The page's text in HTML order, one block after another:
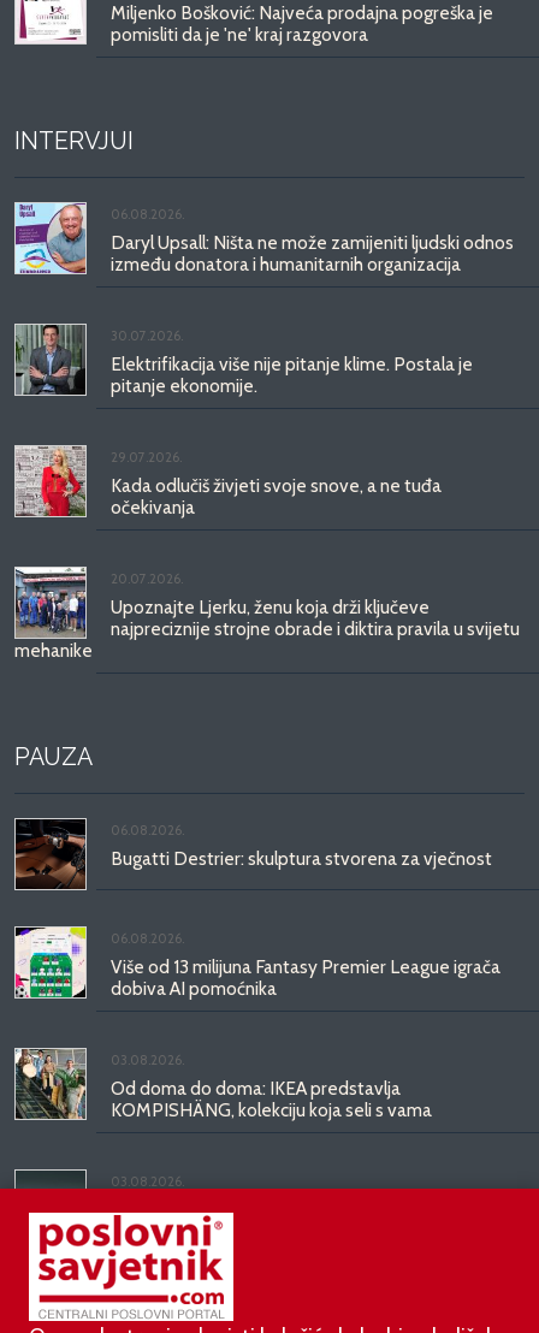
Miljenko Bošković: Najveća prodajna pogreška je
pomisliti da je 'ne' kraj razgovora
INTERVJUI
06.08.2026.
Daryl Upsall: Ništa ne može zamijeniti ljudski odnos
između donatora i humanitarnih organizacija
30.07.2026.
Elektrifikacija više nije pitanje klime. Postala je
pitanje ekonomije.
29.07.2026.
Kada odlučiš živjeti svoje snove, a ne tuđa
očekivanja
20.07.2026.
Upoznajte Ljerku, ženu koja drži ključeve
najpreciznije strojne obrade i diktira pravila u svijetu
mehanike
PAUZA
06.08.2026.
Bugatti Destrier: skulptura stvorena za vječnost
06.08.2026.
Više od 13 milijuna Fantasy Premier League igrača
dobiva AI pomoćnika
03.08.2026.
Od doma do doma: IKEA predstavlja
KOMPISHÄNG, kolekciju koja seli s vama
03.08.2026.
Kineski BYD predstavio luksuznu limuzinu veću od
Mercedesove S-klase, obećava domet do 1.000
kilometara